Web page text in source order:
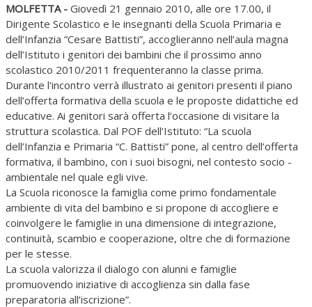
MOLFETTA - Giovedì 21 gennaio 2010, alle ore 17.00, il
Dirigente Scolastico e le insegnanti della Scuola Primaria e
dell’Infanzia “Cesare Battisti”, accoglieranno nell’aula magna
dell’Istituto i genitori dei bambini che il prossimo anno
scolastico 2010/2011 frequenteranno la classe prima.
Durante l'incontro verrà illustrato ai genitori presenti il piano
dell’offerta formativa della scuola e le proposte didattiche ed
educative. Ai genitori sarà offerta l’occasione di visitare la
struttura scolastica. Dal POF dell’Istituto: “La scuola
dell’Infanzia e Primaria “C. Battisti” pone, al centro dell’offerta
formativa, il bambino, con i suoi bisogni, nel contesto socio -
ambientale nel quale egli vive.
La Scuola riconosce la famiglia come primo fondamentale
ambiente di vita del bambino e si propone di accogliere e
coinvolgere le famiglie in una dimensione di integrazione,
continuità, scambio e cooperazione, oltre che di formazione
per le stesse.
La scuola valorizza il dialogo con alunni e famiglie
promuovendo iniziative di accoglienza sin dalla fase
preparatoria all’iscrizione”.